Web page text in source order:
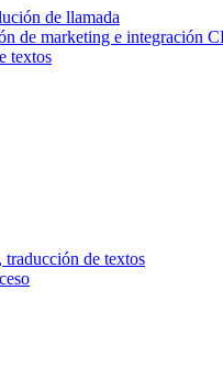
de llamada
de marketing e integración
textos
traducción de textos